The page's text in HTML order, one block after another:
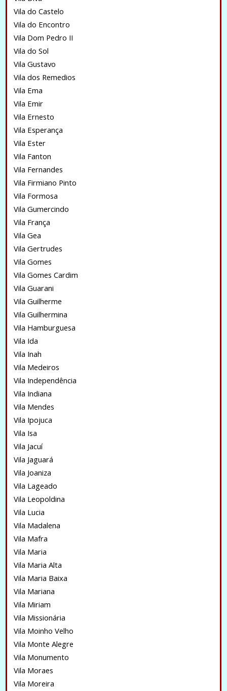
Vila do Castelo
Vila do Encontro
Vila Dom Pedro II
Vila do Sol
Vila Gustavo
Vila dos Remedios
Vila Ema
Vila Emir
Vila Ernesto
Vila Esperança
Vila Ester
Vila Fanton
Vila Fernandes
Vila Firmiano Pinto
Vila Formosa
Vila Gumercindo
Vila França
Vila Gea
Vila Gertrudes
Vila Gomes
Vila Gomes Cardim
Vila Guarani
Vila Guilherme
Vila Guilhermina
Vila Hamburguesa
Vila Ida
Vila Inah
Vila Medeiros
Vila Independência
Vila Indiana
Vila Mendes
Vila Ipojuca
Vila Isa
Vila Jacuí
Vila Jaguará
Vila Joaniza
Vila Lageado
Vila Leopoldina
Vila Lucia
Vila Madalena
Vila Mafra
Vila Maria
Vila Maria Alta
Vila Maria Baixa
Vila Mariana
Vila Miriam
Vila Missionária
Vila Moinho Velho
Vila Monte Alegre
Vila Monumento
Vila Moraes
Vila Moreira